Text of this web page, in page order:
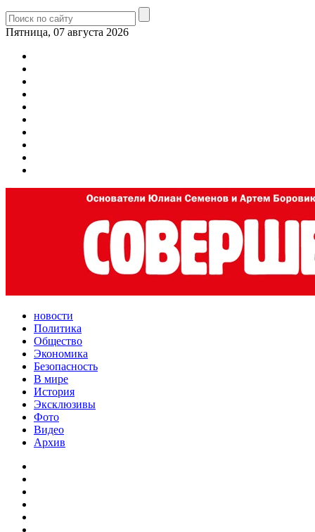
Пятница, 07 августа 2026
новости
Политика
Общество
Экономика
Безопасность
В мире
История
Эксклюзивы
Фото
Видео
Архив